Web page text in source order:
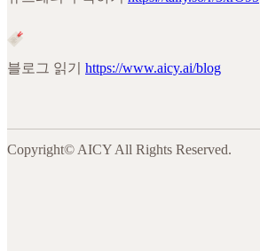
블로그 읽기 https://www.aicy.ai/blog
Copyright© AICY All Rights Reserved.